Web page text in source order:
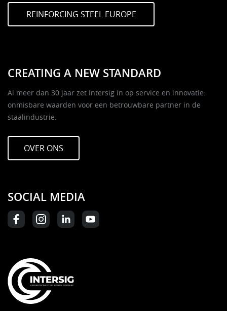
REINFORCING STEEL EUROPE
CREATING A NEW STANDARD
Al meer dan 30 jaar zet Intersig in op service en innovatie:
onmisbare waarden voor een betrouwbare partner in de
staalindustrie.
OVER ONS
SOCIAL MEDIA